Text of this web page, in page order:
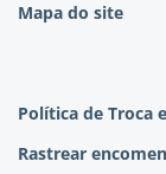
Mapa do site
Política de Troca
Rastrear